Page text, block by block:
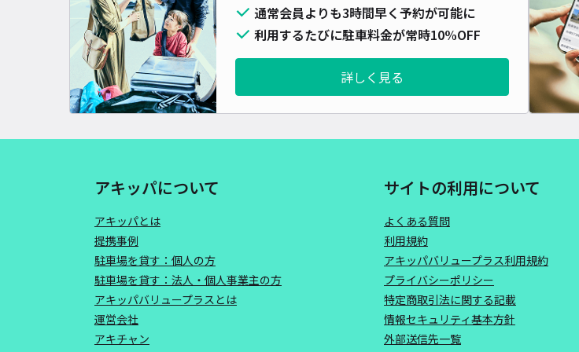
通常会員よりも3時間早く予約が可能に
利用するたびに駐車料金が常時10%OFF
詳しく見る
アキッパについて
アキッパとは
提携事例
駐車場を貸す：個人の方
駐車場を貸す：法人・個人事業主の方
アキッパバリュープラスとは
運営会社
アキチャン
サイトの利用について
よくある質問
利用規約
アキッパバリュープラス利用規約
プライバシーポリシー
特定商取引法に関する記載
情報セキュリティ基本方針
外部送信先一覧